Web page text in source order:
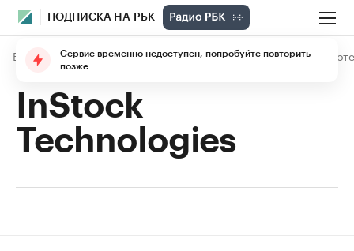
ПОДПИСКА НА РБК
В подписке Материалы Лекции The Economist
InStock
Technologies
Сервис временно недоступен, попробуйте повторить
позже